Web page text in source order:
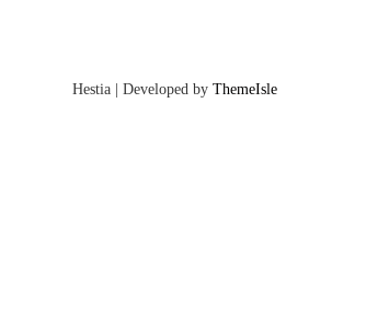
Hestia | Developed by ThemeIsle